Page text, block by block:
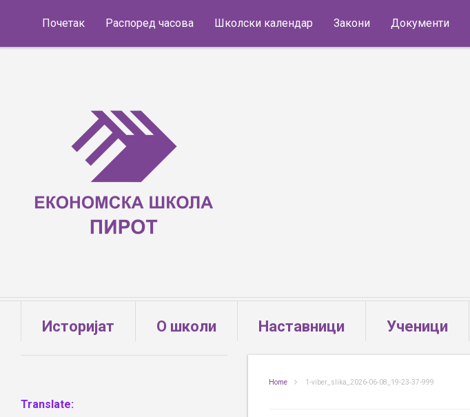
Почетак
Распоред часова Школски календар Закони Документи
Историјат О школи Наставници Ученици
Home 1-viber_slika_2026-06-08_19-23-37-999
Translate: